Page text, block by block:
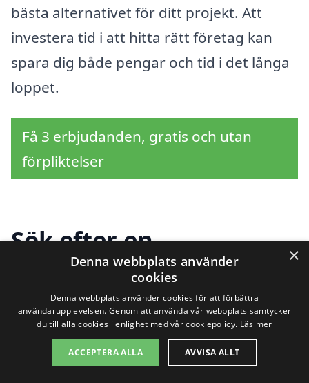
bästa alternativet för ditt projekt. Att
investera tid i att hitta rätt företag kan
spara dig både pengar och tid i det långa
loppet.
Få 3 erbjudanden, gratis och utan
förpliktelser
Sök efter en
professionell för
stenläggning i andra
städer nära
Hästholmen
×
Denna webbplats använder
cookies
Denna webbplats använder cookies för att förbättra
användarupplevelsen. Genom att använda vår webbplats samtycker
du till alla cookies i enlighet med vår cookiepolicy. Läs mer
ACCEPTERA ALLA AVVISA ALLT